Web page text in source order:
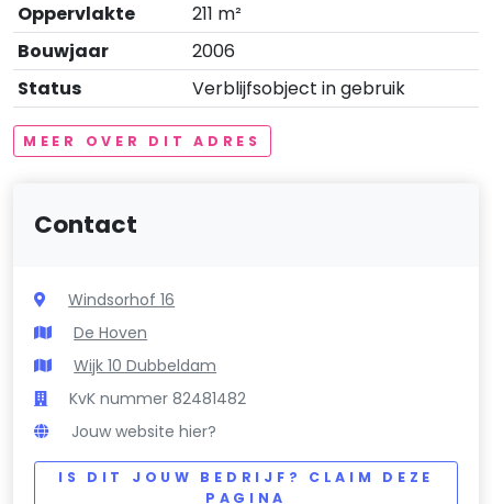
Oppervlakte
211 m²
Bouwjaar
2006
Status
Verblijfsobject in gebruik
MEER OVER DIT ADRES
Contact
Windsorhof 16
De Hoven
Wijk 10 Dubbeldam
KvK nummer 82481482
Jouw website hier?
IS DIT JOUW BEDRIJF? CLAIM DEZE
PAGINA